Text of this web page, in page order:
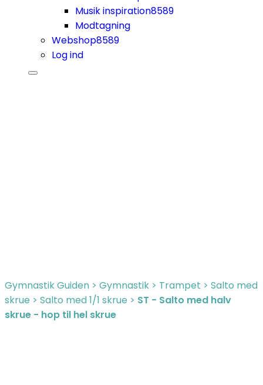
Musik inspiration8589
Modtagning
Webshop8589
Log ind
Gymnastik Guiden > Gymnastik > Trampet > Salto med
skrue > Salto med 1/1 skrue > ST - Salto med halv
skrue - hop til hel skrue